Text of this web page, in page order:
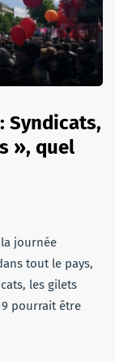
Syndicats,
», quel
journée
tout le pays,
les gilets
pourrait être